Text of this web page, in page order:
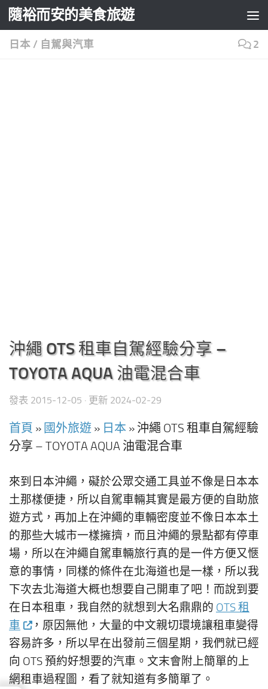
Skip to content
隨裕而安的美食旅遊
日本 / 自駕與汽車 2
沖繩 OTS 租車自駕經驗分享 –
TOYOTA AQUA 油電混合車
發表 2015-12-05 · 更新 2024-02-29
首頁 » 國外旅遊 » 日本 » 沖繩 OTS 租車自駕經驗
分享 – TOYOTA AQUA 油電混合車
來到日本沖繩，礙於公眾交通工具並不像是日本本
土那樣便捷，所以自駕車輛其實是最方便的自助旅
遊方式，再加上在沖繩的車輛密度並不像日本本土
的那些大城市一樣擁擠，而且沖繩的景點都有停車
場，所以在沖繩自駕車輛旅行真的是一件方便又愜
意的事情，同樣的條件在北海道也是一樣，所以我
下次去北海道大概也想要自己開車了吧！而說到要
在日本租車，我自然的就想到大名鼎鼎的 OTS 租
車
，原因無他，大量的中文親切環境讓租車變得
容易許多，所以早在出發前三個星期，我們就已經
向 OTS 預約好想要的汽車。文末會附上簡單的上
網租車過程圖，看了就知道有多簡單了。